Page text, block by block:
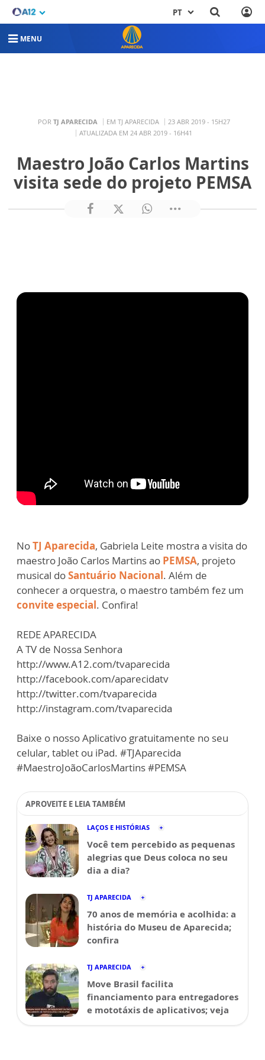
PT
MENU
POR TJ APARECIDA EM TJ APARECIDA
23 ABR 2019 - 15H27
ATUALIZADA EM 24 ABR 2019 - 16H41
Maestro João Carlos Martins
visita sede do projeto PEMSA
NoTJ Aparecida, Gabriela Leite mostra a visita do
maestro João Carlos Martins ao PEMSA, projeto
musical doSantuário Nacional. Além de
conhecer a orquestra, o maestro também fez um
convite especial. Confira!
REDE APARECIDA
A TV de Nossa Senhora
http://www.A12.com/tvaparecida
http://facebook.com/aparecidatv
http://twitter.com/tvaparecida
http://instagram.com/tvaparecida
Baixe o nosso Aplicativo gratuitamente no seu
celular, tablet ou iPad. #TJAparecida
#MaestroJoãoCarlosMartins #PEMSA
APROVEITE E LEIA TAMBÉM
LAÇOS E HISTÓRIAS
Você tem percebido as pequenas
alegrias que Deus coloca no seu
dia a dia?
TJ APARECIDA
70 anos de memória e acolhida: a
história do Museu de Aparecida;
confira
TJ APARECIDA
Move Brasil facilita
financiamento para entregadores
e mototáxis de aplicativos; veja